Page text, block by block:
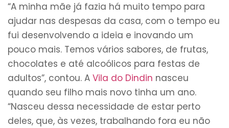
“A minha mãe já fazia há muito tempo para
ajudar nas despesas da casa, com o tempo eu
fui desenvolvendo a ideia e inovando um
pouco mais. Temos vários sabores, de frutas,
chocolates e até alcoólicos para festas de
adultos”, contou. A Vila do Dindin nasceu
quando seu filho mais novo tinha um ano.
“Nasceu dessa necessidade de estar perto
deles, que, às vezes, trabalhando fora eu não